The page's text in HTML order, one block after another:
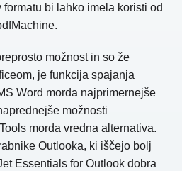
bi lahko imela koristi od
možnost in so že
je funkcija spajanja
Word morda najprimernejše
možnosti
morda vredna alternativa.
Outlooka, ki iščejo bolj
Essentials for Outlook dobra